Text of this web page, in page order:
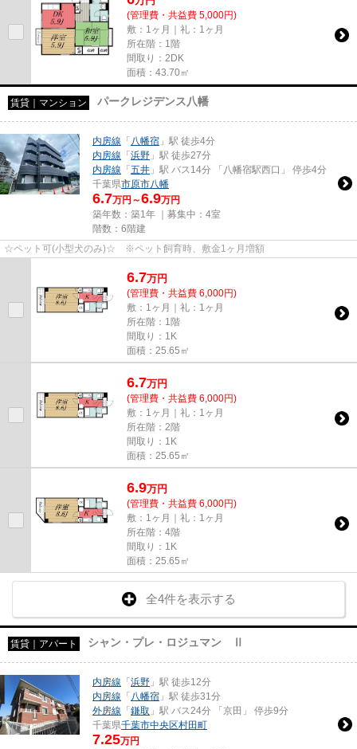
(管理費・共益費 5,000円)
敷：1ヶ月｜礼：1ヶ月
所在階：1階
間取り：2DK
面積：43.70㎡
賃貸｜マンション パークレジデンス八幡
内房線 「 八幡宿 」駅 徒歩4分
内房線 「 浜野 」駅 徒歩27分
内房線 「 五井 」駅 バス14分 「八幡宿駅西口」 停歩4分
千葉県市原市八幡
6.7万円～6.9万円
築年数：築1年 ｜募集中： 4室
階数：6階建
☆ペット可(小型犬のみ)☆ ※ペット飼育時、敷金1ヶ月増額
6.7万円
(管理費・共益費 6,000円)
敷：1ヶ月｜礼：1ヶ月
所在階：1階
間取り：1K
面積：25.65㎡
6.7万円
(管理費・共益費 6,000円)
敷：1ヶ月｜礼：1ヶ月
所在階：2階
間取り：1K
面積：25.65㎡
6.9万円
(管理費・共益費 6,000円)
敷：1ヶ月｜礼：1ヶ月
所在階：4階
間取り：1K
面積：25.65㎡
全4件を表示する
賃貸｜アパート シャン・プレ・ロジュマン Ⅱ
内房線 「 浜野 」駅 徒歩12分
内房線 「 八幡宿 」駅 徒歩31分
外房線 「 鎌取 」駅 バス24分 「京田」 停歩9分
千葉県千葉市中央区村田町
7.25万円